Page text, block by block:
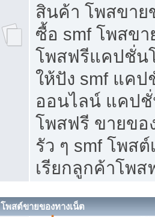
สินค้า โพสขาย
ซื้อ smf โพสข
โพสฟรีแคปชั่น
ให้ปัง smf แค
ออนไลน์ แคป
โพสฟรี ขายขอ
รัว ๆ smf โพส
เรียกลูกค้าโพส
โพสต์ขายของทางเน็ต